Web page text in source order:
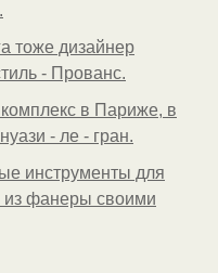
тоже дизайнер
- Прованс.
в Париже, в
- ле - гран.
инструменты для
из фанеры своими